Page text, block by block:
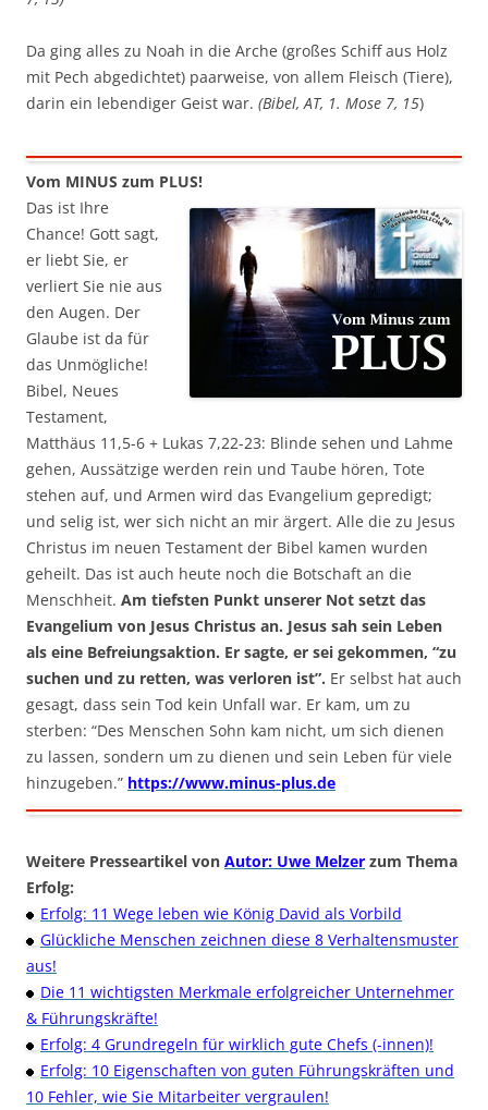
Da ging alles zu Noah in die Arche (großes Schiff aus Holz
mit Pech abgedichtet) paarweise, von allem Fleisch (Tiere),
darin ein lebendiger Geist war. (Bibel, AT, 1. Mose 7, 15)
Vom MINUS zum PLUS!
Das ist Ihre
Chance! Gott sagt,
er liebt Sie, er
verliert Sie nie aus
den Augen. Der
Glaube ist da für
das Unmögliche!
Bibel, Neues
Testament,
Matthäus 11,5-6 + Lukas 7,22-23: Blinde sehen und Lahme
gehen, Aussätzige werden rein und Taube hören, Tote
stehen auf, und Armen wird das Evangelium gepredigt;
und selig ist, wer sich nicht an mir ärgert. Alle die zu Jesus
Christus im neuen Testament der Bibel kamen wurden
geheilt. Das ist auch heute noch die Botschaft an die
Menschheit. Am tiefsten Punkt unserer Not setzt das
Evangelium von Jesus Christus an. Jesus sah sein Leben
als eine Befreiungsaktion. Er sagte, er sei gekommen, “zu
suchen und zu retten, was verloren ist”. Er selbst hat auch
gesagt, dass sein Tod kein Unfall war. Er kam, um zu
sterben: “Des Menschen Sohn kam nicht, um sich dienen
zu lassen, sondern um zu dienen und sein Leben für viele
hinzugeben.” https://www.minus-plus.de
Weitere Presseartikel von Autor: Uwe Melzer zum Thema
Erfolg:
Erfolg: 11 Wege leben wie König David als Vorbild
Glückliche Menschen zeichnen diese 8 Verhaltensmuster
aus!
Die 11 wichtigsten Merkmale erfolgreicher Unternehmer
& Führungskräfte!
Erfolg: 4 Grundregeln für wirklich gute Chefs (-innen)!
Erfolg: 10 Eigenschaften von guten Führungskräften und
10 Fehler, wie Sie Mitarbeiter vergraulen!